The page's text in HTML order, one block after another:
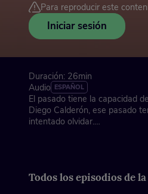
Para reproducir este
Iniciar sesión
Duración: 26min
Audio ESPAÑOL
El pasado tiene la capacidad
Diego Calderón, ese pasado
intentado olvidar.
Todos los episodios de